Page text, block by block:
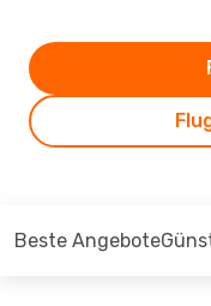
Beste Angebote